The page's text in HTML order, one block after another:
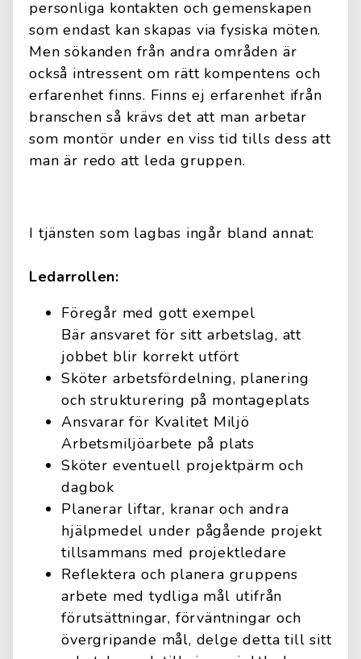
personliga kontakten och gemenskapen
som endast kan skapas via fysiska möten.
Men sökanden från andra områden är
också intressent om rätt kompentens och
erfarenhet finns. Finns ej erfarenhet ifrån
branschen så krävs det att man arbetar
som montör under en viss tid tills dess att
man är redo att leda gruppen.
I tjänsten som lagbas ingår bland annat:
Ledarrollen:
Föregår med gott exempel
Bär ansvaret för sitt arbetslag, att
jobbet blir korrekt utfört
Sköter arbetsfördelning, planering
och strukturering på montageplats
Ansvarar för Kvalitet Miljö
Arbetsmiljöarbete på plats
Sköter eventuell projektpärm och
dagbok
Planerar liftar, kranar och andra
hjälpmedel under pågående projekt
tillsammans med projektledare
Reflektera och planera gruppens
arbete med tydliga mål utifrån
förutsättningar, förväntningar och
övergripande mål, delge detta till sitt